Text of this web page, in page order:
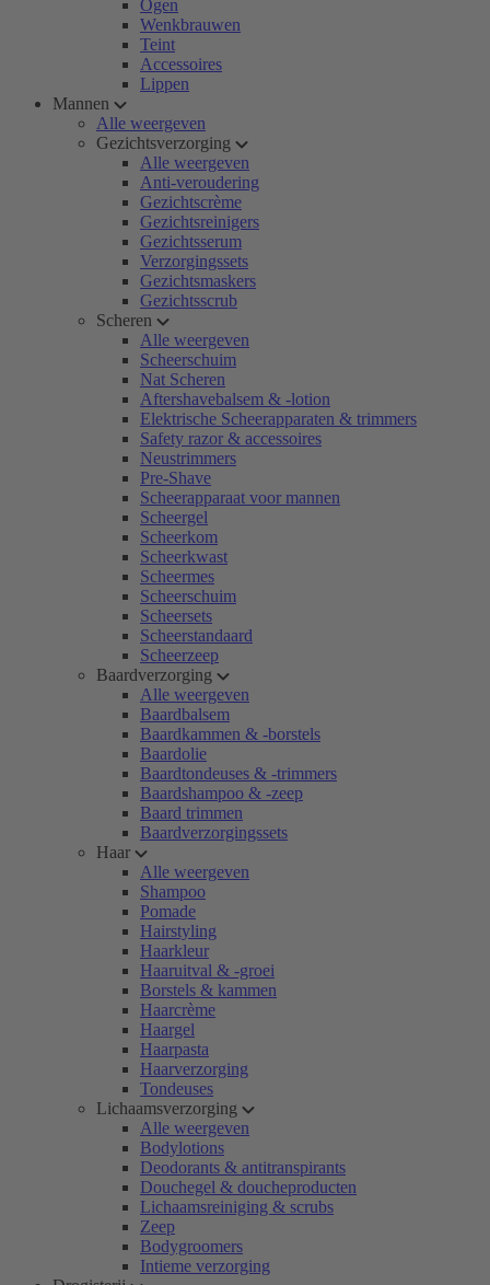
Ogen
Wenkbrauwen
Teint
Accessoires
Lippen
Mannen
Alle weergeven
Gezichtsverzorging
Alle weergeven
Anti-veroudering
Gezichtscrème
Gezichtsreinigers
Gezichtsserum
Verzorgingssets
Gezichtsmaskers
Gezichtsscrub
Scheren
Alle weergeven
Scheerschuim
Nat Scheren
Aftershavebalsem & -lotion
Elektrische Scheerapparaten & trimmers
Safety razor & accessoires
Neustrimmers
Pre-Shave
Scheerapparaat voor mannen
Scheergel
Scheerkom
Scheerkwast
Scheermes
Scheerschuim
Scheersets
Scheerstandaard
Scheerzeep
Baardverzorging
Alle weergeven
Baardbalsem
Baardkammen & -borstels
Baardolie
Baardtondeuses & -trimmers
Baardshampoo & -zeep
Baard trimmen
Baardverzorgingssets
Haar
Alle weergeven
Shampoo
Pomade
Hairstyling
Haarkleur
Haaruitval & -groei
Borstels & kammen
Haarcrème
Haargel
Haarpasta
Haarverzorging
Tondeuses
Lichaamsverzorging
Alle weergeven
Bodylotions
Deodorants & antitranspirants
Douchegel & doucheproducten
Lichaamsreiniging & scrubs
Zeep
Bodygroomers
Intieme verzorging